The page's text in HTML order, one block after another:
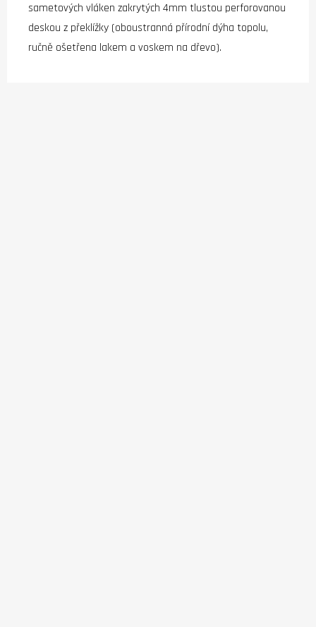
sametových vláken zakrytých 4mm tlustou perforovanou
deskou z překlížky (oboustranná přírodní dýha topolu,
ručně ošetřena lakem a voskem na dřevo).